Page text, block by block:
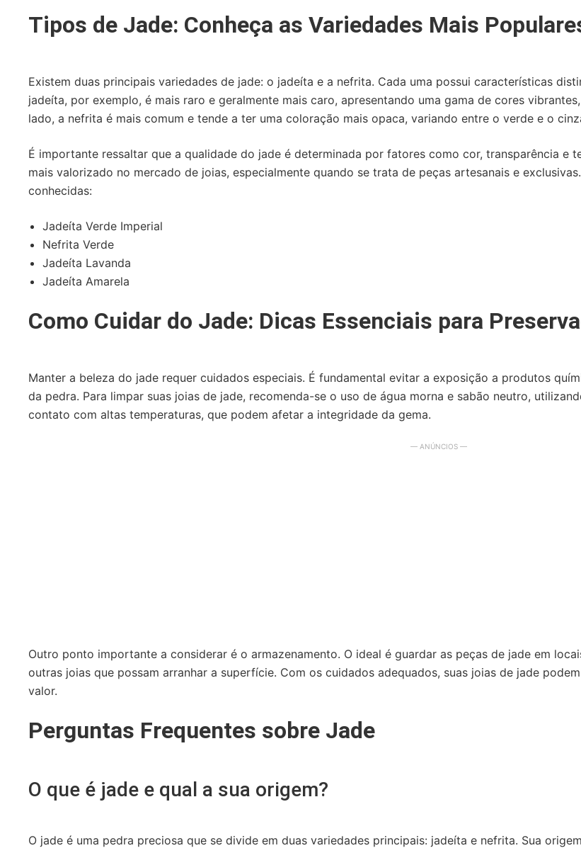
Tipos de Jade: Conheça as Variedades Mais
Existem duas principais variedades de jade: o jadeíta e a nefrita. Cada uma possui características
jadeíta, por exemplo, é mais raro e geralmente mais caro, apresentando uma gama de cores
lado, a nefrita é mais comum e tende a ter uma coloração mais opaca, variando entre o verde e o
É importante ressaltar que a qualidade do jade é determinada por fatores como cor, transparência e
mais valorizado no mercado de joias, especialmente quando se trata de peças artesanais e
conhecidas:
Jadeíta Verde Imperial
Nefrita Verde
Jadeíta Lavanda
Jadeíta Amarela
Como Cuidar do Jade: Dicas Essenciais para
Manter a beleza do jade requer cuidados especiais. É fundamental evitar a exposição a produtos
da pedra. Para limpar suas joias de jade, recomenda-se o uso de água morna e sabão neutro,
contato com altas temperaturas, que podem afetar a integridade da gema.
— ANÚNCIOS —
Outro ponto importante a considerar é o armazenamento. O ideal é guardar as peças de jade em
outras joias que possam arranhar a superfície. Com os cuidados adequados, suas joias de jade
valor.
Perguntas Frequentes sobre Jade
O que é jade e qual a sua origem?
O jade é uma pedra preciosa que se divide em duas variedades principais: jadeíta e nefrita. Sua